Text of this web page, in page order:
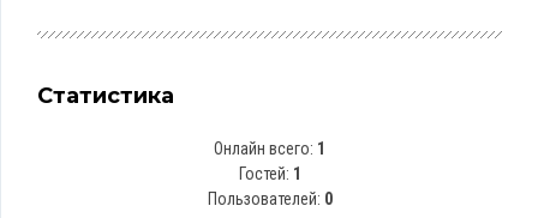
Статистика
Онлайн всего: 1
Гостей: 1
Пользователей: 0